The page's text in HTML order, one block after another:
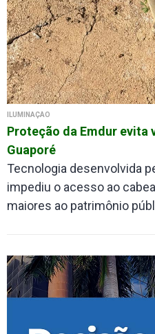
ILUMINAÇÃO
Proteção da Emdur evita
Guaporé
Tecnologia desenvolvida
impediu o acesso ao
maiores ao patrimônio